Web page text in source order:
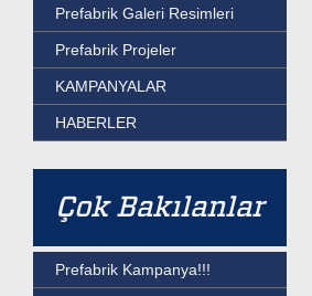
Prefabrik Galeri Resimleri
Prefabrik Projeler
KAMPANYALAR
HABERLER
Çok Bakılanlar
Prefabrik Kampanya!!!